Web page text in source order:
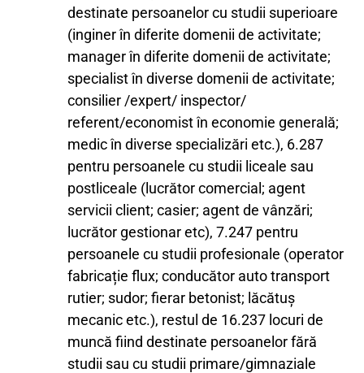
destinate persoanelor cu studii superioare
(inginer în diferite domenii de activitate;
manager în diferite domenii de activitate;
specialist în diverse domenii de activitate;
consilier /expert/ inspector/
referent/economist în economie generală;
medic în diverse specializări etc.), 6.287
pentru persoanele cu studii liceale sau
postliceale (lucrător comercial; agent
servicii client; casier; agent de vânzări;
lucrător gestionar etc), 7.247 pentru
persoanele cu studii profesionale (operator
fabricație flux; conducător auto transport
rutier; sudor; fierar betonist; lăcătuș
mecanic etc.), restul de 16.237 locuri de
muncă fiind destinate persoanelor fără
studii sau cu studii primare/gimnaziale